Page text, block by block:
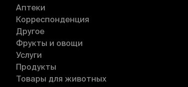
Аптеки
Корреспонденция
Другое
Фрукты и овощи
Услуги
Продукты
Товары для животных